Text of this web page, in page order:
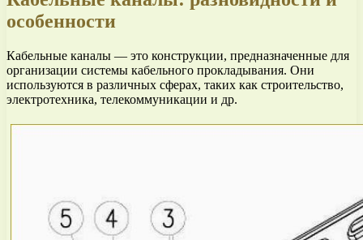
особенности
Кабельные каналы — это конструкции, предназначенные для
организации системы кабельного прокладывания. Они
используются в различных сферах, таких как строительство,
электротехника, телекоммуникации и др.